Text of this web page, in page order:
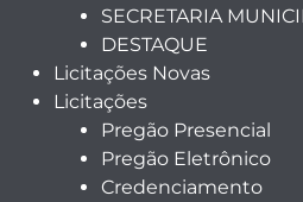
SECRETARIA
DESTAQUE
Licitações Novas
Licitações
Pregão Presencial
Pregão Eletrônico
Credenciamento